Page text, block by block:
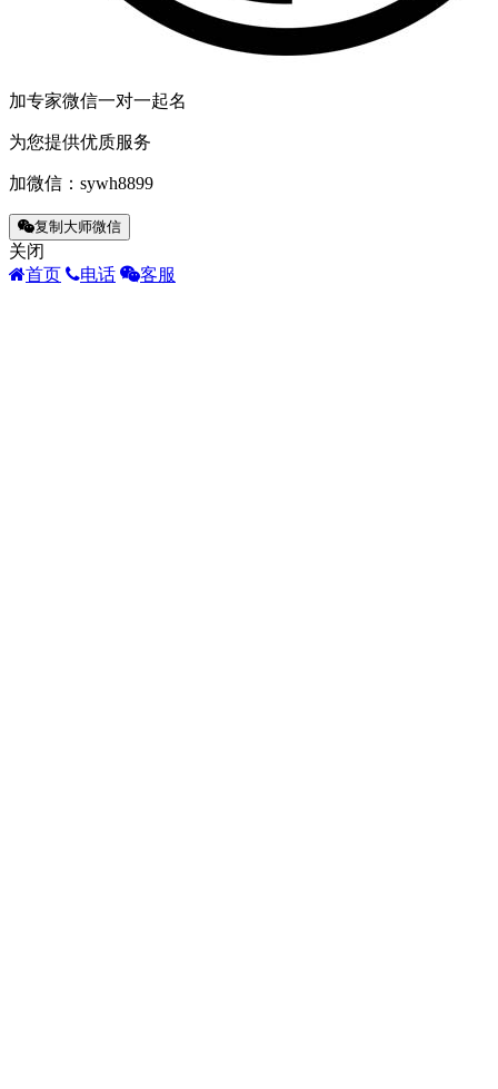
加专家微信一对一起名
为您提供优质服务
加微信： sywh8899
复制大师微信
关闭
首页
电话 客服